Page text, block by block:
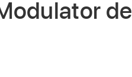
de